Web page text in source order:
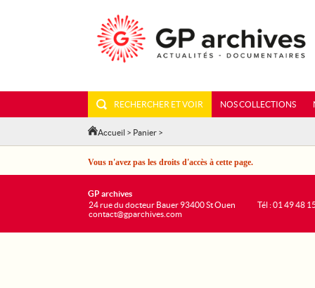
RECHERCHER ET VOIR NOS COLLECTIONS
Accueil > Panier >
Vous n'avez pas les droits d'accès à cette page.
GP archives
24 rue du docteur Bauer 93400 St Ouen
contact@gparchives.com
Tél : 01 49 48